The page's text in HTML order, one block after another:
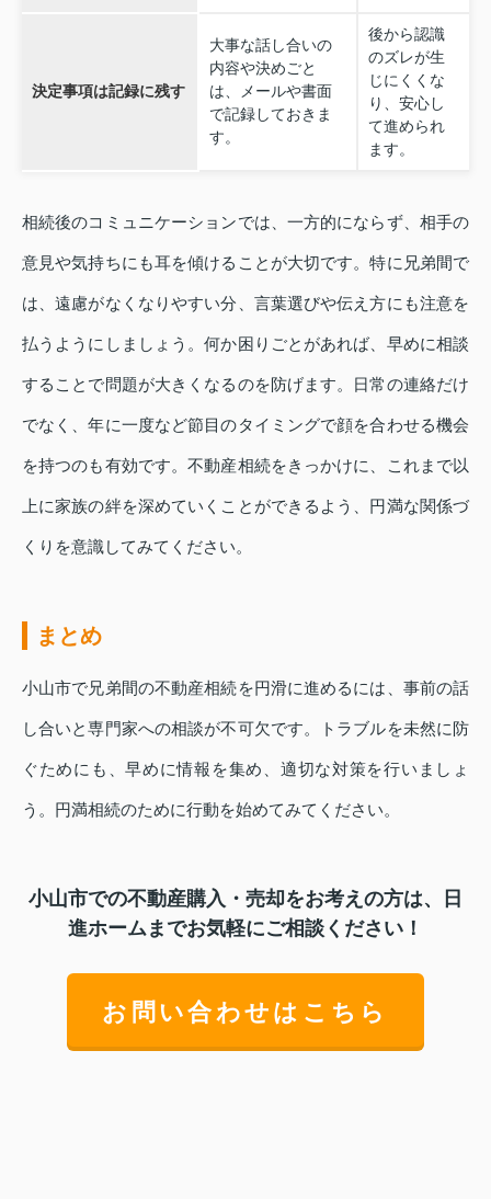
決定事項は記録に残す
大事な話し合いの
内容や決めごと
は、メールや書面
で記録しておきま
す。
後から認識
のズレが生
じにくくな
り、安心し
て進められ
ます。
相続後のコミュニケーションでは、一方的にならず、相手の
意見や気持ちにも耳を傾けることが大切です。特に兄弟間で
は、遠慮がなくなりやすい分、言葉選びや伝え方にも注意を
払うようにしましょう。何か困りごとがあれば、早めに相談
することで問題が大きくなるのを防げます。日常の連絡だけ
でなく、年に一度など節目のタイミングで顔を合わせる機会
を持つのも有効です。不動産相続をきっかけに、これまで以
上に家族の絆を深めていくことができるよう、円満な関係づ
くりを意識してみてください。
まとめ
小山市で兄弟間の不動産相続を円滑に進めるには、事前の話
し合いと専門家への相談が不可欠です。トラブルを未然に防
ぐためにも、早めに情報を集め、適切な対策を行いましょ
う。円満相続のために行動を始めてみてください。
小山市での不動産購入・売却をお考えの方は、日
進ホームまでお気軽にご相談ください！
お問い合わせはこちら